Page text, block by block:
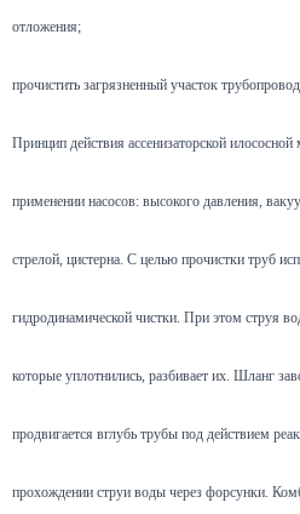
отложения;
прочистить загрязненный участок
Принцип действия ассенизаторской
применении насосов: высокого давления,
стрелой, цистерна. С целью прочистки труб
гидродинамической чистки. При этом струя
которые уплотнились, разбивает их. Шланг
продвигается вглубь трубы под действием
прохождении струи воды через форсунки.